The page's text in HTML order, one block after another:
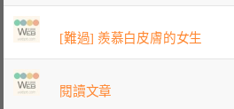
[難過] 羨慕白皮膚的女生
閱讀文章